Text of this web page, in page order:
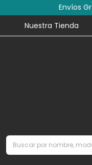
$79.990 y
Nuestra Tienda